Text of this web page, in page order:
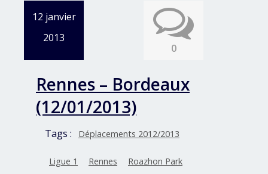
12 janvier
2013
0
Rennes – Bordeaux
(12/01/2013)
Tags : Déplacements 2012/2013
Ligue 1 Rennes Roazhon Park